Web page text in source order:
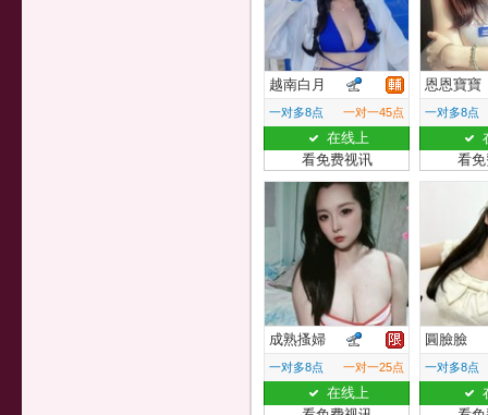
越南白月
一对多8点 一对一45点
在线上
看免费视讯
恩恩寶寶
一对多8点
看
成熟搔婦
一对多8点 一对一25点
在线上
圓臉臉
一对多8点